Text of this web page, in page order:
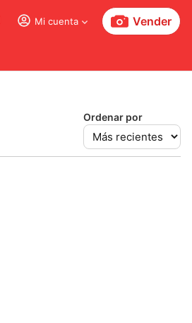
Vender
Mi cuenta
Ordenar por